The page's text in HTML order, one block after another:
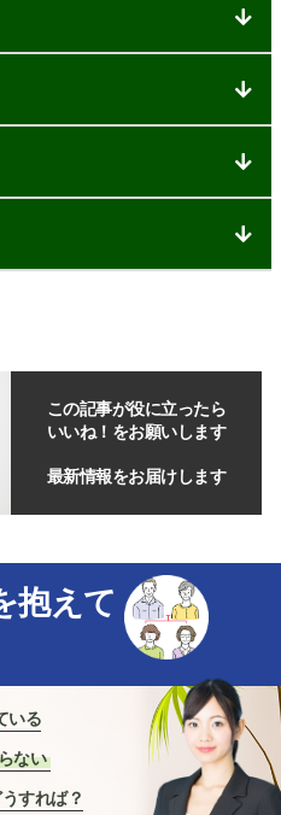
この記事が役に立ったら
いいね！をお願いします
最新情報をお届けします
抱えて
いる
ない
すれば？